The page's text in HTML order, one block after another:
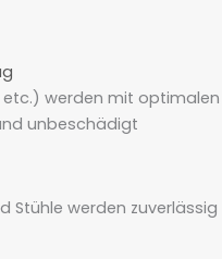
werden mit optimalen
unbeschädigt
Stühle werden zuverlässig